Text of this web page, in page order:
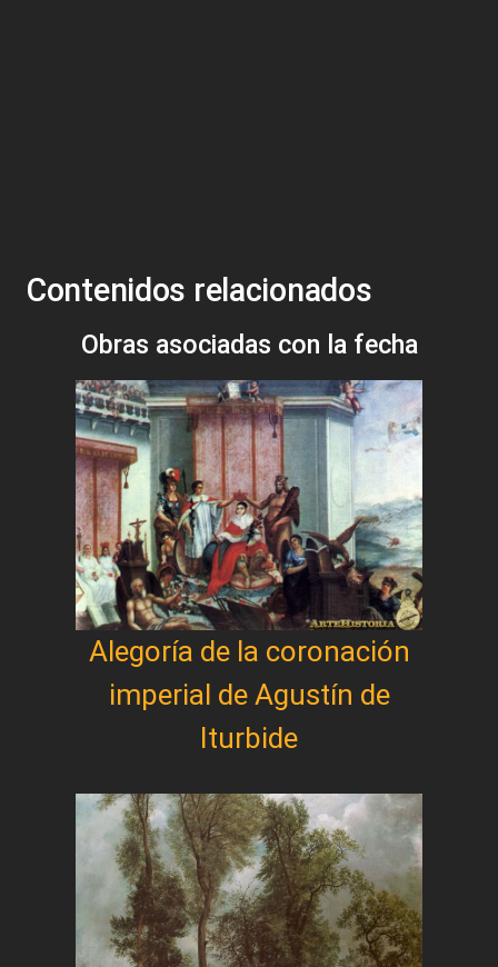
Contenidos relacionados
Obras asociadas con la fecha
Alegoría de la coronación
imperial de Agustín de
Iturbide